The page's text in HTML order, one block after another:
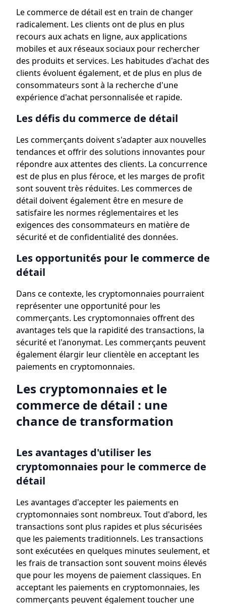
Le commerce de détail est en train de changer
radicalement. Les clients ont de plus en plus
recours aux achats en ligne, aux applications
mobiles et aux réseaux sociaux pour rechercher
des produits et services. Les habitudes d'achat des
clients évoluent également, et de plus en plus de
consommateurs sont à la recherche d'une
expérience d'achat personnalisée et rapide.
Les défis du commerce de détail
Les commerçants doivent s'adapter aux nouvelles
tendances et offrir des solutions innovantes pour
répondre aux attentes des clients. La concurrence
est de plus en plus féroce, et les marges de profit
sont souvent très réduites. Les commerces de
détail doivent également être en mesure de
satisfaire les normes réglementaires et les
exigences des consommateurs en matière de
sécurité et de confidentialité des données.
Les opportunités pour le commerce de
détail
Dans ce contexte, les cryptomonnaies pourraient
représenter une opportunité pour les
commerçants. Les cryptomonnaies offrent des
avantages tels que la rapidité des transactions, la
sécurité et l'anonymat. Les commerçants peuvent
également élargir leur clientèle en acceptant les
paiements en cryptomonnaies.
Les cryptomonnaies et le
commerce de détail : une
chance de transformation
Les avantages d'utiliser les
cryptomonnaies pour le commerce de
détail
Les avantages d'accepter les paiements en
cryptomonnaies sont nombreux. Tout d'abord, les
transactions sont plus rapides et plus sécurisées
que les paiements traditionnels. Les transactions
sont exécutées en quelques minutes seulement, et
les frais de transaction sont souvent moins élevés
que pour les moyens de paiement classiques. En
acceptant les paiements en cryptomonnaies, les
commerçants peuvent également toucher une